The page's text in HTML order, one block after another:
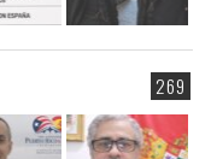
269